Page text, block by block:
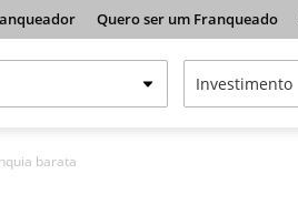
Quero ser um Franqueado
barata